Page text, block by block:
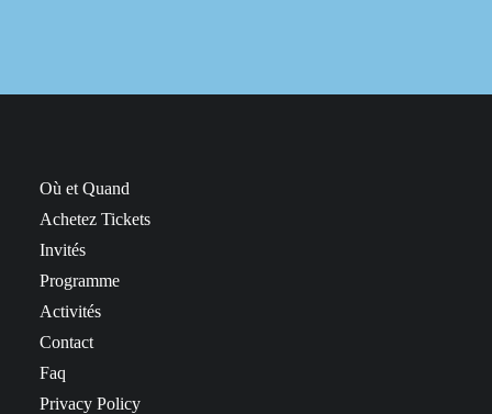
Où et Quand
Achetez Tickets
Invités
Programme
Activités
Contact
Faq
Privacy Policy